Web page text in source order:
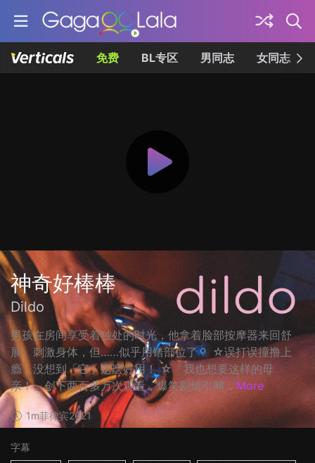
免费 BL专区 男同志 女同志
神奇好棒棒
Dildo
男孩在房间享受着独处的时光，他拿着脸部按摩器来回舒
展、刺激身体，但……似乎用错部位了？ ☆误打误撞撸上
瘾，没想到「它」这麽好用！ ☆「我也想要这样的母
亲！」创下两百多万次观看，爆笑剧情引网... More
1m菲律宾2021
字幕